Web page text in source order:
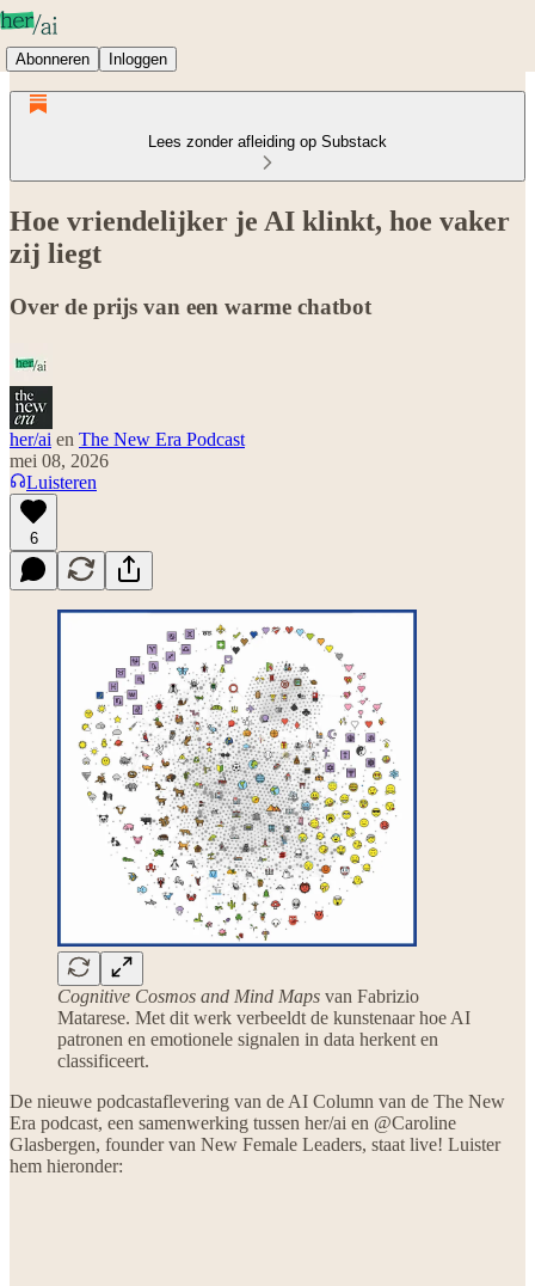
Abonneren Inloggen
Lees zonder afleiding op Substack
Hoe vriendelijker je AI klinkt, hoe vaker
zij liegt
Over de prijs van een warme chatbot
her/ai en The New Era Podcast
mei 08, 2026
Luisteren
6
Cognitive Cosmos and Mind Maps van Fabrizio
Matarese. Met dit werk verbeeldt de kunstenaar hoe AI
patronen en emotionele signalen in data herkent en
classificeert.
De nieuwe podcastaflevering van de AI Column van de The New
Era podcast, een samenwerking tussen her/ai en @Caroline
Glasbergen, founder van New Female Leaders, staat live! Luister
hem hieronder: